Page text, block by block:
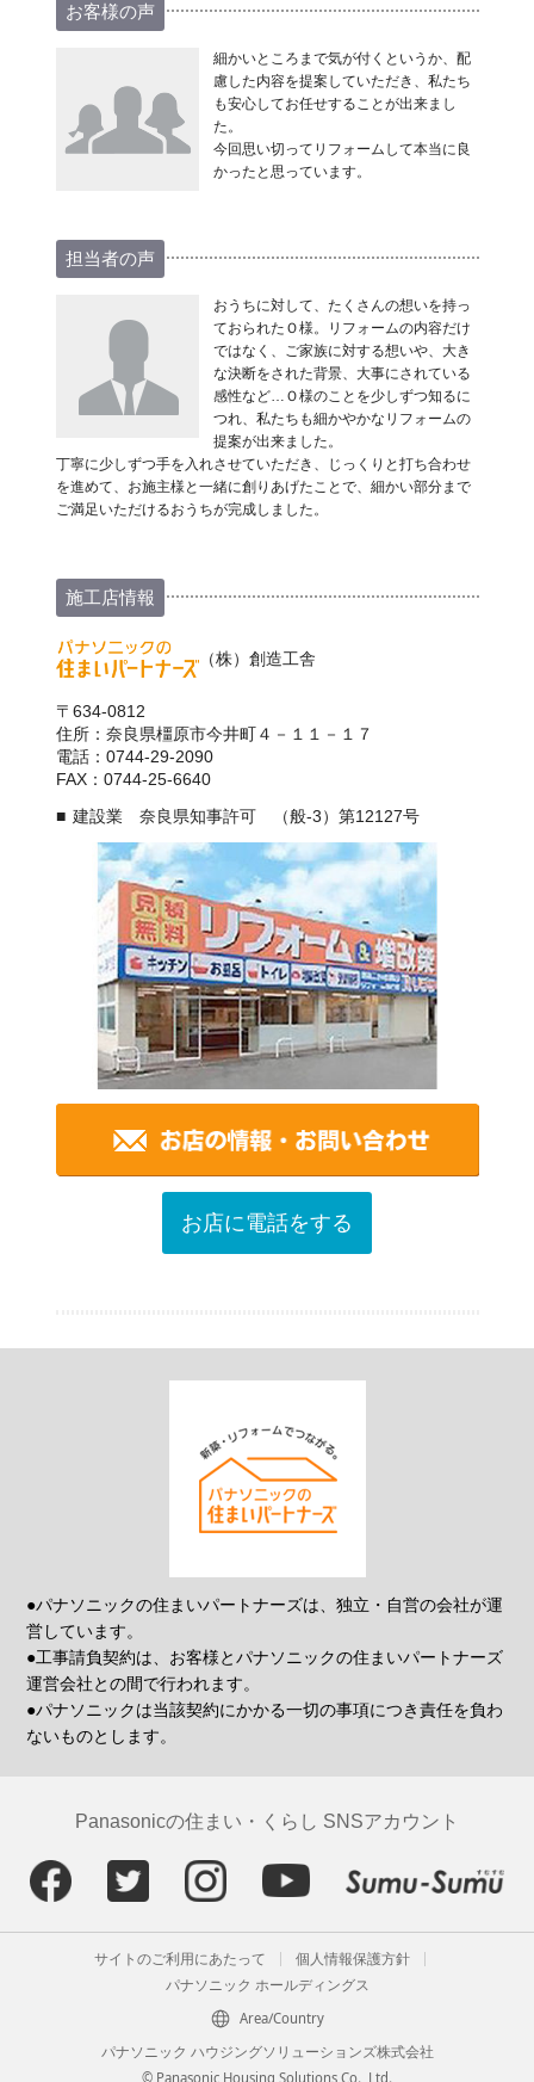
お客様の声
細かいところまで気が付くというか、配
慮した内容を提案していただき、私たち
も安心してお任せすることが出来まし
た。
今回思い切ってリフォームして本当に良
かったと思っています。
担当者の声
おうちに対して、たくさんの想いを持っ
ておられたＯ様。リフォームの内容だけ
ではなく、ご家族に対する想いや、大き
な決断をされた背景、大事にされている
感性など…Ｏ様のことを少しずつ知るに
つれ、私たちも細かやかなリフォームの
提案が出来ました。
丁寧に少しずつ手を入れさせていただき、じっくりと打ち合わせ
を進めて、お施主様と一緒に創りあげたことで、細かい部分まで
ご満足いただけるおうちが完成しました。
施工店情報
（株）創造工舎
〒634-0812
住所：奈良県橿原市今井町４－１１－１７
電話：0744-29-2090
FAX：0744-25-6640
建設業 奈良県知事許可 （般-3）第12127号
お店に電話をする
●パナソニックの住まいパートナーズは、独立・自営の会社が運
営しています。
●工事請負契約は、お客様とパナソニックの住まいパートナーズ
運営会社との間で行われます。
●パナソニックは当該契約にかかる一切の事項につき責任を負わ
ないものとします。
Panasonicの住まい・くらし SNSアカウント
サイトのご利用にあたって
個人情報保護方針
パナソニック ホールディングス
Area/Country
パナソニック ハウジングソリューションズ株式会社